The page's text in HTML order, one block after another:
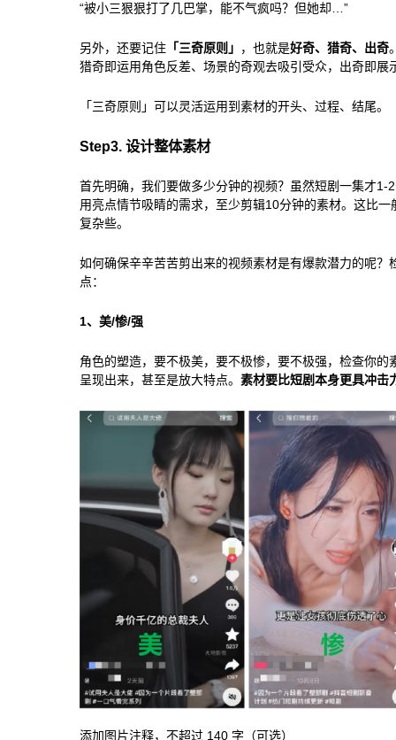
“被小三狠狠打了几巴掌，能不气疯吗？但她却…”
另外，还要记住 「三奇原则」 ，也就是好奇、猎奇、出奇
猎奇即运用角色反差、场景的奇观去吸引受众，出奇即展
「三奇原则」可以灵活运用到素材的开头、过程、结尾。
Step3. 设计整体素材
首先明确，我们要做多少分钟的视频？虽然短剧一集才1-
用亮点情节吸睛的需求，至少剪辑10分钟的素材。这比
复杂些。
如何确保辛辛苦苦剪出来的视频素材是有爆款潜力的呢？
点：
1、美/惨/强
角色的塑造，要不极美，要不极惨，要不极强，检查你的
呈现出来，甚至是放大特点。 素材要比短剧本身更具冲击
添加图片注释，不超过 140 字（可选）